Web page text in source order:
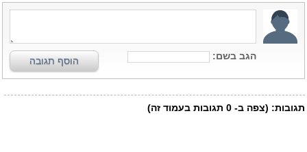
הגב בשם: הוסף תגובה
תגובות: (צפה ב- 0 תגובות בעמוד זה)